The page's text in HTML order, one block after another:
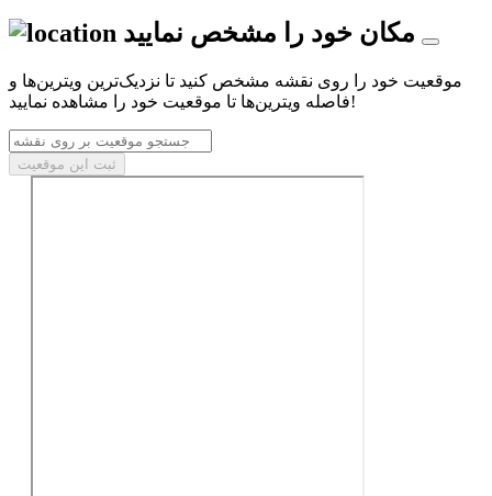
مکان خود را مشخص نمایید
موقعیت خود را روی نقشه مشخص کنید تا نزدیک‌ترین ویترین‌ها و
فاصله ویترین‌ها تا موقعیت خود را مشاهده نمایید!
ثبت این موقعیت